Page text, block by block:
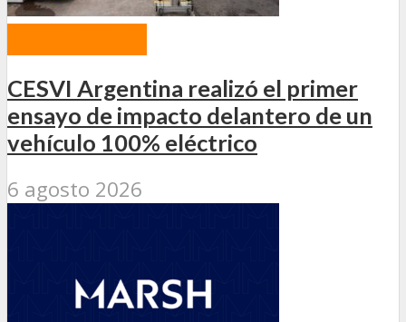
CESVI Argentina realizó el primer
ensayo de impacto delantero de un
vehículo 100% eléctrico
6 agosto 2026